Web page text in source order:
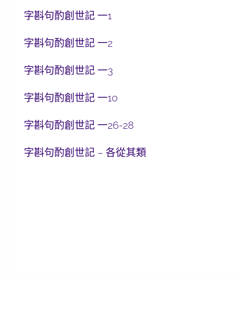
字斟句酌創世記 一1
字斟句酌創世記 一2
字斟句酌創世記 一3
字斟句酌創世記 一10
字斟句酌創世記 一26-28
字斟句酌創世記 – 各從其類